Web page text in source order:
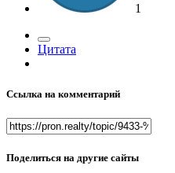
1
Цитата
Ссылка на комментарий
Поделиться на другие сайты